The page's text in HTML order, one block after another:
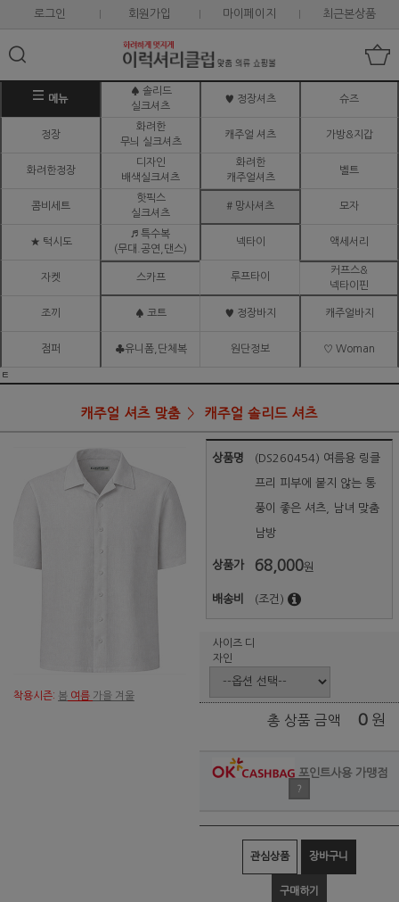
로그인 회원가입 마이페이지 최근본상품
메뉴
♠ 솔리드
실크셔츠
♥ 정장셔츠 슈즈
정장
화려한
무늬 실크셔츠
캐주얼 셔츠 가방&지갑
화려한정장
디자인
배색실크셔츠
화려한
캐주얼셔츠
벨트
콤비세트
핫픽스
실크셔츠
# 망사셔츠 모자
★ 턱시도
♬ 특수복
(무대.공연,댄스)
넥타이 액세서리
자켓 스카프 루프타이
커프스&
넥타이핀
조끼 ♠ 코트 ♥ 정장바지 캐주얼바지
점퍼 ♣유니폼,단체복 원단정보 ♡ Woman
ㅌ
캐주얼 셔츠 맞춤 캐주얼 솔리드 셔츠
착용시즌: 봄 여름 가을 겨울
상품명 (DS260454) 여름용 링클
프리 피부에 붙지 않는 통
풍이 좋은 셔츠, 남녀 맞춤
남방
상품가 68,000원
배송비 (조건)
사이즈 디
자인
총 상품 금액 0 원
포인트사용 가맹점
?
관심상품 장바구니
구매하기